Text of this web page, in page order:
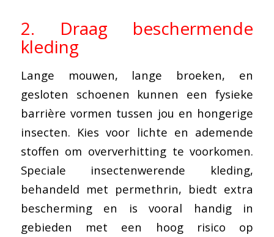
2. Draag beschermende
kleding
Lange mouwen, lange broeken, en
gesloten schoenen kunnen een fysieke
barrière vormen tussen jou en hongerige
insecten. Kies voor lichte en ademende
stoffen om oververhitting te voorkomen.
Speciale insectenwerende kleding,
behandeld met permethrin, biedt extra
bescherming en is vooral handig in
gebieden met een hoog risico op